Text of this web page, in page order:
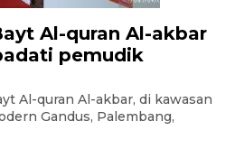
Al-quran Al-akbar
pemudik
Al-quran Al-akbar, di kawasan
Gandus, Palembang,